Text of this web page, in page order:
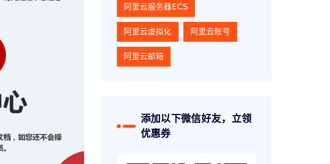
阿里云服务器ECS
阿里云虚拟化 阿里云账号
阿里云邮箱
添加以下微信好友，立领
优惠券